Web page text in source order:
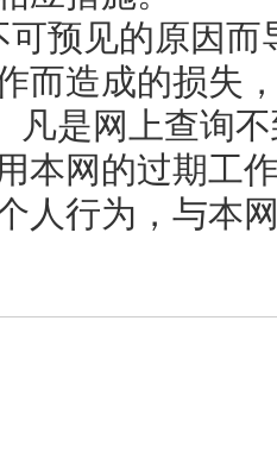
可预见的原因
而造成的损失
凡是网上查询
本网的过期工
人行为，与本